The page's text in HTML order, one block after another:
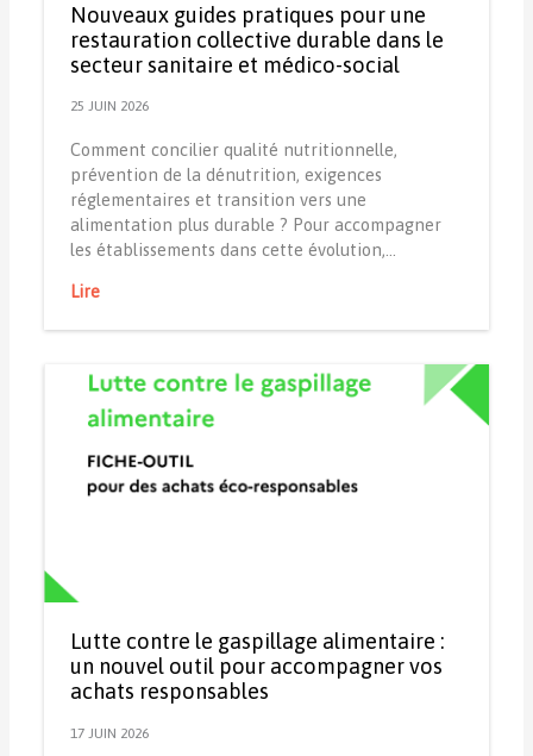
Nouveaux guides pratiques pour une
restauration collective durable dans le
secteur sanitaire et médico-social
25 JUIN 2026
Comment concilier qualité nutritionnelle,
prévention de la dénutrition, exigences
réglementaires et transition vers une
alimentation plus durable ? Pour accompagner
les établissements dans cette évolution,…
Lire
Lutte contre le gaspillage alimentaire :
un nouvel outil pour accompagner vos
achats responsables
17 JUIN 2026